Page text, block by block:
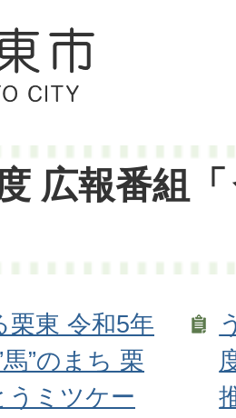
広報番組
栗東 令和5年
”のまち 栗
うミツケー